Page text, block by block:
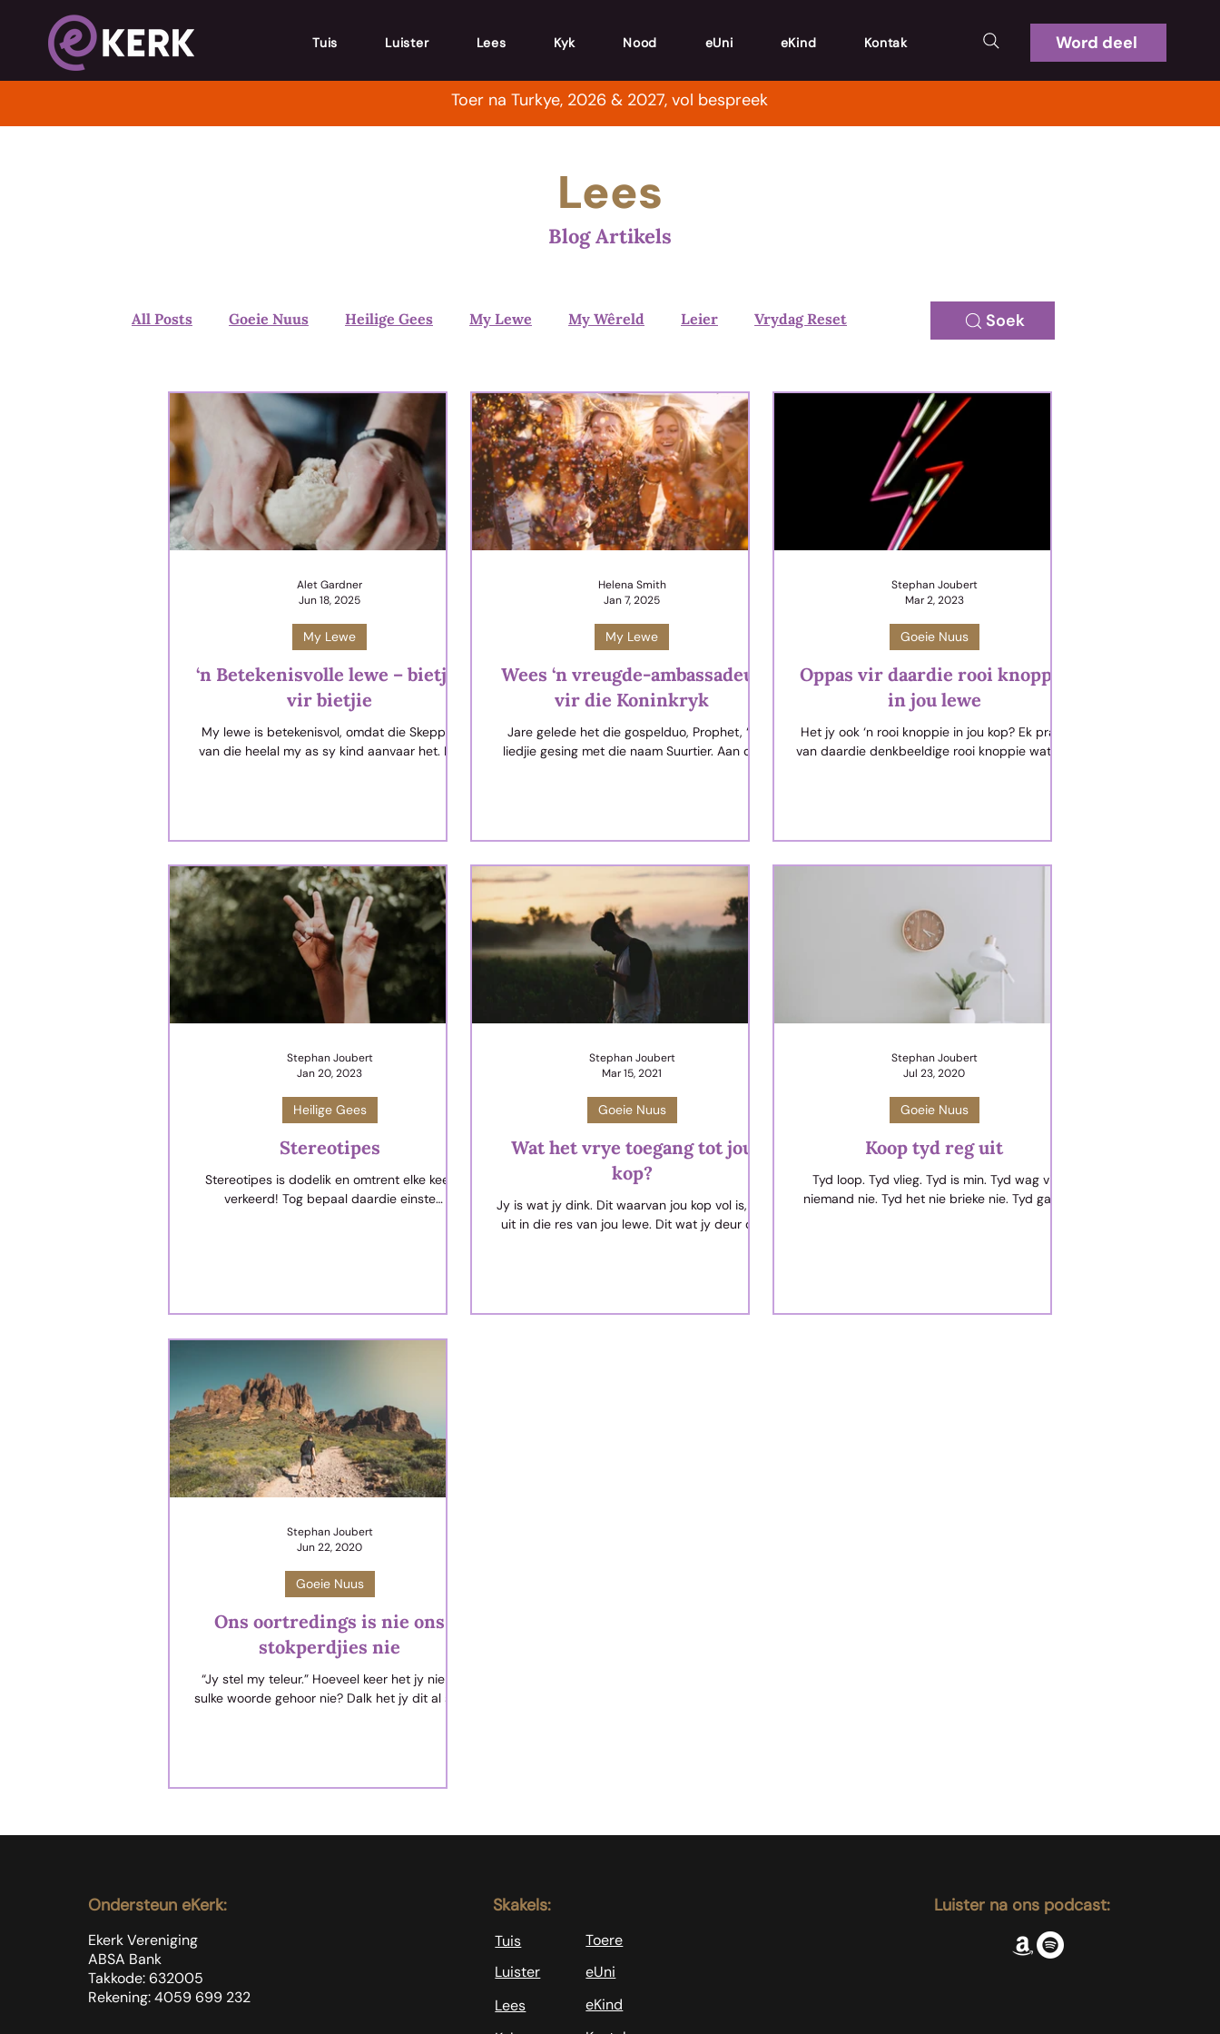
Tuis Luister Lees Kyk Nood eUni eKind Kontak Word deel
Toer na Turkye, 2026 & 2027, vol bespreek
Lees
Blog Artikels
All Posts Goeie Nuus Heilige Gees My Lewe My Wêreld Leier Vrydag Reset
‘n Betekenisvolle lewe – bietjie
vir bietjie
My lewe is betekenisvol, omdat die Skepper
van die heelal my as sy kind aanvaar het. Hy
My Lewe
Alet Gardner
Jun 18, 2025
Wees ‘n vreugde-ambassadeur
vir die Koninkryk
Jare gelede het die gospelduo, Prophet, ‘n
liedjie gesing met die naam Suurtier. Aan die
My Lewe
Helena Smith
Jan 7, 2025
Oppas vir daardie rooi knoppie
in jou lewe
Het jy ook ‘n rooi knoppie in jou kop? Ek praat
van daardie denkbeeldige rooi knoppie wat jou
’n paar mense en situasies kan dink wat jou eie
temperatuur in sulke rooi knoppiesones injaag,
Goeie Nuus
Stephan Joubert
Mar 2, 2023
Stereotipes
Stereotipes is dodelik en omtrent elke keer
verkeerd! Tog bepaal daardie einste
Heilige Gees
Stephan Joubert
Jan 20, 2023
Wat het vrye toegang tot jou
kop?
Jy is wat jy dink. Dit waarvan jou kop vol is, lek
uit in die res van jou lewe. Dit wat jy deur die
van een senuwee-eindpunt na die ander in die
Goeie Nuus
Stephan Joubert
Mar 15, 2021
Koop tyd reg uit
Tyd loop. Tyd vlieg. Tyd is min. Tyd wag vir
niemand nie. Tyd het nie brieke nie. Tyd gaan
Goeie Nuus
Stephan Joubert
Jul 23, 2020
Ons oortredings is nie ons
stokperdjies nie
“Jy stel my teleur.” Hoeveel keer het jy nie al
sulke woorde gehoor nie? Dalk het jy dit al self
weer iewers op die pad vorentoe in die steek
ja teenoor Hom nie aldag ja is nie.
Goeie Nuus
Stephan Joubert
Jun 22, 2020
Soek
Ondersteun eKerk:
Ekerk Vereniging
ABSA Bank
Takkode: 632005
Rekening: 4059 699 232
Skakels:
Tuis
Toere
Luister
eUni
Lees
eKind
Luister na ons podcast: